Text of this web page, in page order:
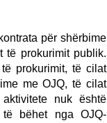
për shërbime
të prokurimit publik.
prokurimit, të cilat
me OJQ, të cilat
nuk është
të bëhet nga OJQ-